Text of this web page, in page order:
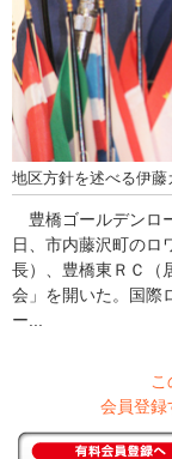
地区方針を述べる伊藤
豊橋ゴールデンロ
日、市内藤沢町のロ
長）、豊橋東ＲＣ（
会」を開いた。国際
ー...
こ
会員登録